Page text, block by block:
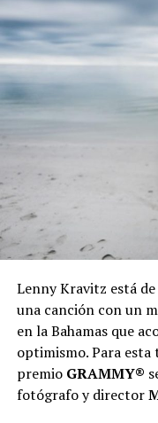
Lenny Kravitz está
una canción con un
en la Bahamas que
optimismo. Para
premio GRAMMY®
fotógrafo y director